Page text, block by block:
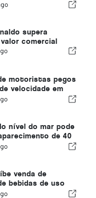
supera
comercial
motoristas pegos
velocidade em
anos
nível do mar pode
de 40
praias de
venda de
bebidas de uso